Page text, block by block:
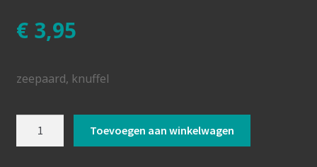
€3,95
zeepaard, knuffel
Toevoegen aan winkelwagen